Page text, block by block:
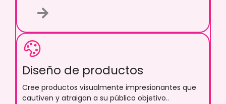
Diseño de productos
Cree productos visualmente impresionantes que
cautiven y atraigan a su público objetivo..